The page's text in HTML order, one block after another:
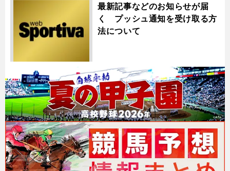
最新記事などのお知らせが届
く プッシュ通知を受け取る方
法について